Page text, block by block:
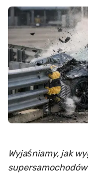
Wyjaśniamy, jak